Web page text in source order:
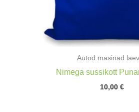
Autod masinad
Nimega sussikott
10,00 €